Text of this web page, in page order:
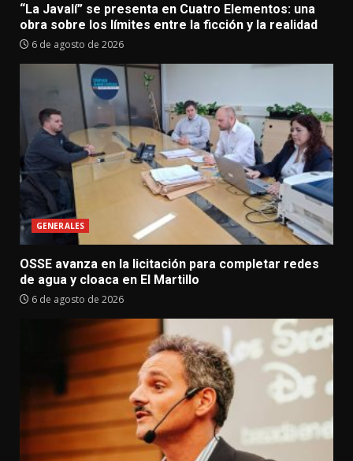
“La Javalí” se presenta en Cuatro Elementos: una
obra sobre los límites entre la ficción y la realidad
6 de agosto de 2026
GENERALES
OSSE avanza en la licitación para completar redes
de agua y cloaca en El Martillo
6 de agosto de 2026